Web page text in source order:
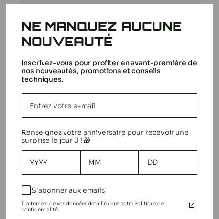
Comme d'habitude rien à dire.
Date
de
publication
14/10/25
0
Top
Top
Manuel C. 🇧🇪
Acheteur vérifié
NE MANQUEZ AUCUNE
NOUVEAUTÉ
Inscrivez-vous pour profiter en avant-première de
nos nouveautés, promotions et conseils
techniques.
Renseignez votre anniversaire pour recevoir une
surprise le jour J ! 🎁
S'abonner aux emails
Traitement de vos données détaillé dans notre Politique de
confidentialité.